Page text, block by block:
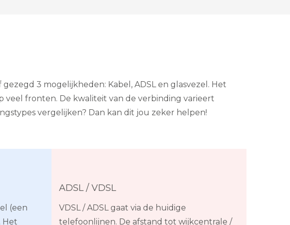
3 mogelijkheden: Kabel, ADSL en glasvezel. Het
veel fronten. De kwaliteit van de verbinding varieert
vergelijken? Dan kan dit jou zeker helpen!
(een
Het
ADSL / VDSL
VDSL / ADSL gaat via de huidige
telefoonlijnen. De afstand tot wijkcentrale /